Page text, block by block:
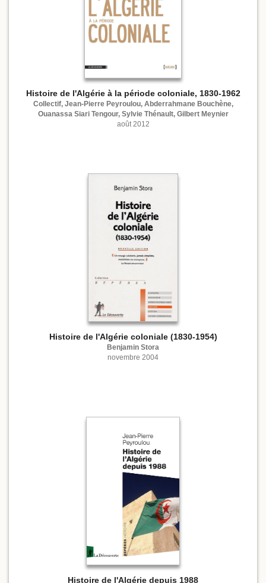
Histoire de l'Algérie à la période coloniale, 1830-1962
Collectif, Jean-Pierre Peyroulou, Abderrahmane Bouchène,
Ouanassa Siari Tengour, Sylvie Thénault, Gilbert Meynier
août 2012
Histoire de l'Algérie coloniale (1830-1954)
Benjamin Stora
novembre 2004
Histoire de l'Algérie depuis 1988